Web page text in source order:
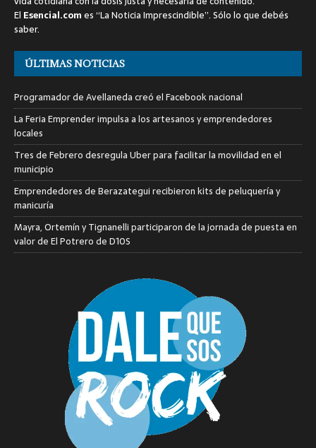
El Esencial.comes “La Noticia Imprescindible”. Sólo lo que debés
saber.
ÚLTIMAS NOTICIAS
Programador de Avellaneda creó el Facebook nacional
La Feria Emprender impulsa a los artesanos y emprendedores
locales
Tres de Febrero desregula Uber para facilitar la movilidad en el
municipio
Emprendedores de Berazategui recibieron kits de peluquería y
manicuría
Mayra, Ortemín y Tignanelli participaron de la jornada de puesta en
valor de El Potrero de D10S